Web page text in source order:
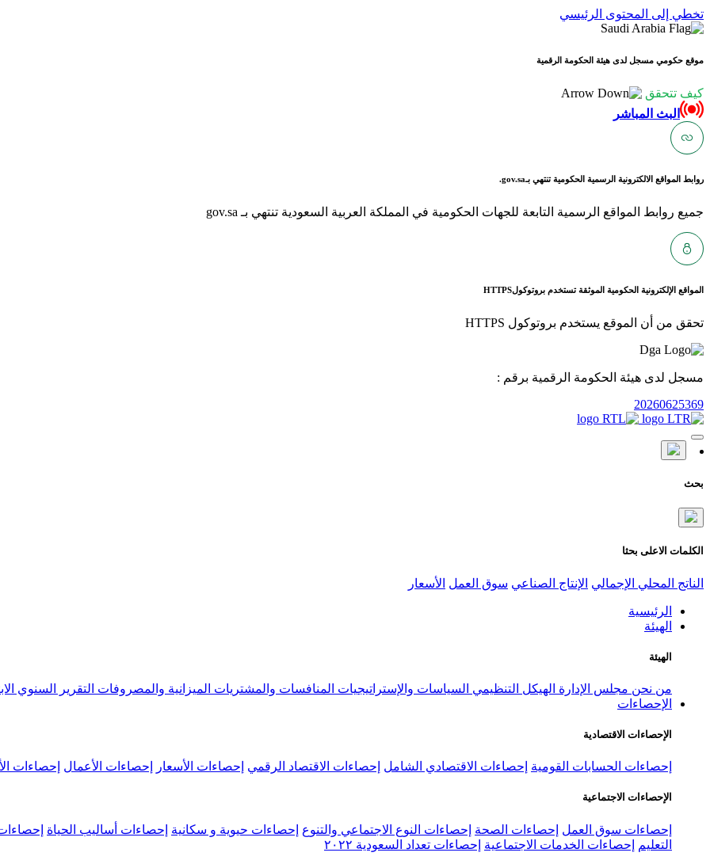
تخطي إلى المحتوى الرئيسي
موقع حكومي مسجل لدى هيئة الحكومة الرقمية
كيف تتحقق
البث المباشر
روابط المواقع الالكترونية الرسمية الحكومية تنتهي بـgov.sa.
جميع روابط المواقع الرسمية التابعة للجهات الحكومية في المملكة العربية السعودية تنتهي بـ gov.sa
المواقع الإلكترونية الحكومية الموثقة تستخدم بروتوكولHTTPS
تحقق من أن الموقع يستخدم بروتوكول HTTPS
مسجل لدى هيئة الحكومة الرقمية برقم :
20260625369
بحث
الكلمات الاعلى بحثا
الناتج المحلي الإجمالي الإنتاج الصناعي سوق العمل الأسعار
الرئيسية
الهيئة
الهيئة
من نحن مجلس الإدارة الهيكل التنظيمي السياسات والإستراتيجيات المنافسات والمشتريات الميزانية والمصروفات التقرير السنوي
الإحصاءات
الإحصاءات الاقتصادية
إحصاءات الحسابات القومية إحصاءات الاقتصادي الشامل إحصاءات الاقتصاد الرقمي إحصاءات الأسعار إحصاءات الأعمال إحصاءات
الإحصاءات الاجتماعية
إحصاءات سوق العمل إحصاءات الصحة إحصاءات النوع الاجتماعي والتنوع إحصاءات حيوية و سكانية إحصاءات أساليب الحياة
التعليم
إحصاءات الخدمات الاجتماعية إحصاءات تعداد السعودية ٢٠٢٢